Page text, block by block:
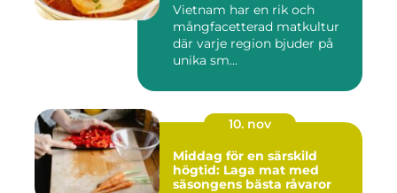
Vietnam har en rik och
mångfacetterad matkultur
där varje region bjuder på
unika sm...
10. nov
Middag för en särskild
högtid: Laga mat med
säsongens bästa råvaror